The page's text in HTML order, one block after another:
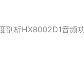
剖析HX8002D1音频